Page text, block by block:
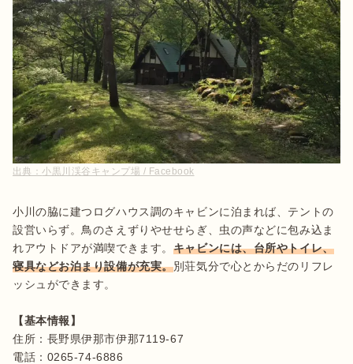
出典： 小黒川渓谷キャンプ場 / Facebook
小川の脇に建つログハウス調のキャビンに泊まれば、テントの
設営いらず。鳥のさえずりやせせらぎ、虫の声などに包み込ま
れアウトドアが満喫できます。 キャビンには、台所やトイレ、
寝具などお泊まり設備が充実。別荘気分で心とからだのリフレ
ッシュができます。
【基本情報】
住所：長野県伊那市伊那7119-67
電話：0265-74-6886